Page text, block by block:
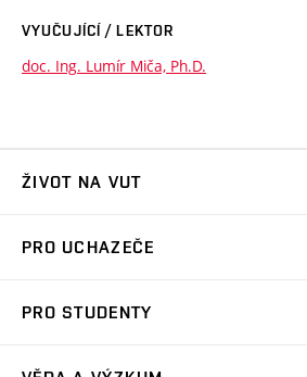
VYUČUJÍCÍ / LEKTOR
doc. Ing. Lumír Miča, Ph.D.
ŽIVOT NA VUT
Koleje
PRO UCHAZEČE
Dny otevřených dveří
PRO STUDENTY